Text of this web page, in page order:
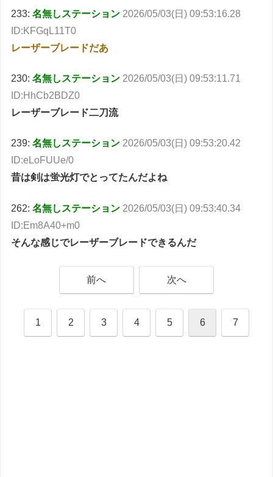
233:名無しステーション 2026/05/03(日) 09:53:16.28
ID:KFGqL11T0
レーザーブレードだあ
230:名無しステーション 2026/05/03(日) 09:53:11.71
ID:HhCb2BDZ0
レーザーブレード二刀流
239:名無しステーション 2026/05/03(日) 09:53:20.42
ID:eLoFUUe/0
昔は剣は蛍光灯でとってたんだよね
262:名無しステーション 2026/05/03(日) 09:53:40.34
ID:Em8A40+m0
そんな感じでレーザーブレードできるんだ
前へ 次へ
1 2 3 4 5 6 7